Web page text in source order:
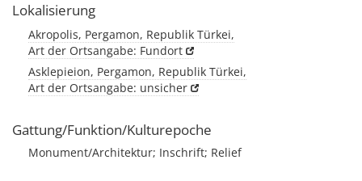
Lokalisierung
Akropolis, Pergamon, Republik Türkei,
Art der Ortsangabe: Fundort
Asklepieion, Pergamon, Republik Türkei,
Art der Ortsangabe: unsicher
Gattung/Funktion/Kulturepoche
Monument/Architektur; Inschrift; Relief